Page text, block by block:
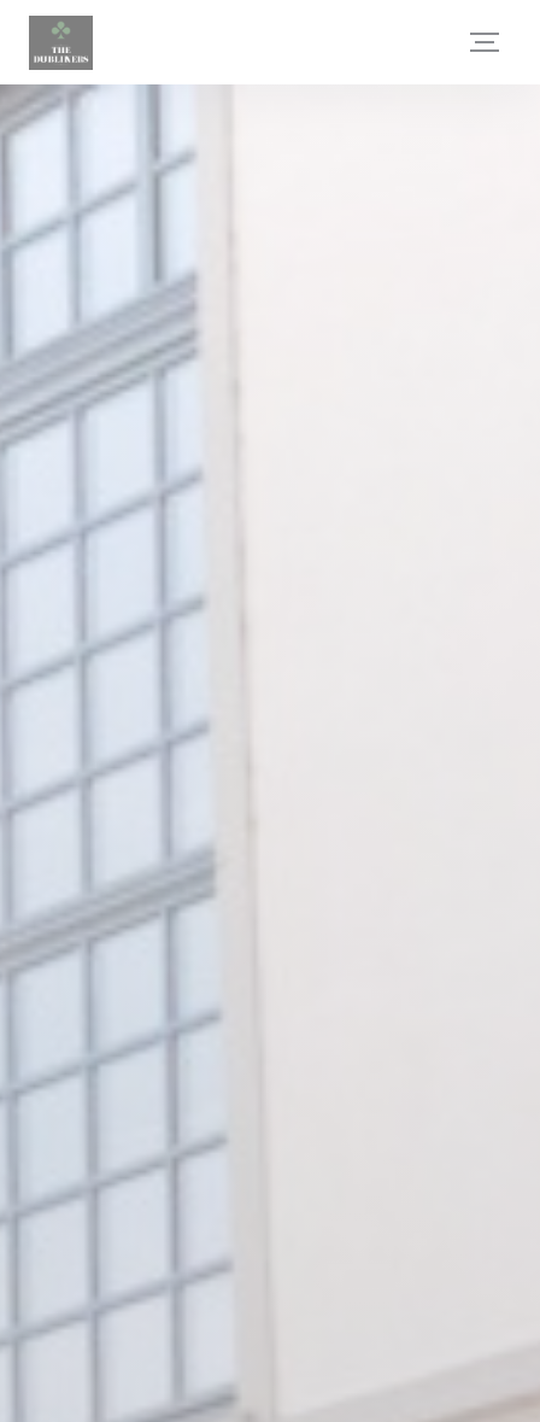
Πίνακας διαχείρισης "Μπισκότων" (Cookies)